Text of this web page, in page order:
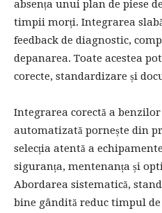
absența unui plan de piese
timpii morți. Integrarea slabă
feedback de diagnostic,
depanarea. Toate acestea
corecte, standardizare și
Integrarea corectă a
automatizată pornește din
selecția atentă a
siguranța, mentenanța și
Abordarea sistematică,
bine gândită reduc timpul